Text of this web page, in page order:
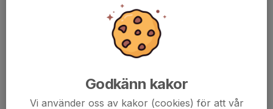
kallade gällande betalningar och aktiviteter för att stärka
Godkänn kakor
Vi använder oss av kakor (cookies) för att vår